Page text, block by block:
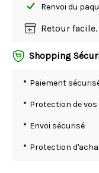
Renvoi du
Retour
Shopping
Paiement
Protection de vos
Envoi sécurisé
Protection